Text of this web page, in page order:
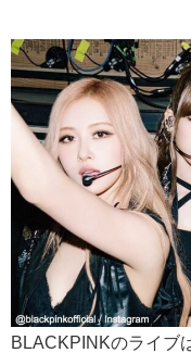
BLACKPINKのライブ